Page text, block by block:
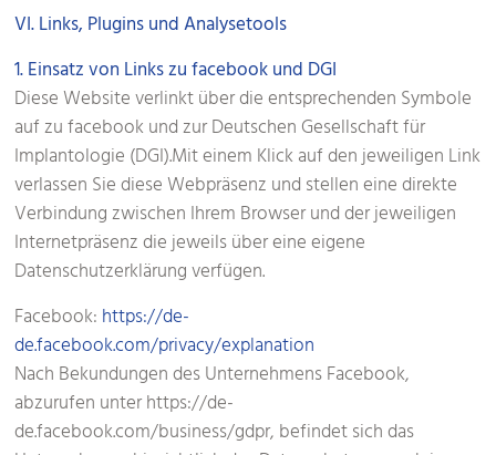
VI. Links, Plugins und Analysetools
1. Einsatz von Links zu facebook und DGI
Diese Website verlinkt über die entsprechenden Symbole
auf zu facebook und zur Deutschen Gesellschaft für
Implantologie (DGI).Mit einem Klick auf den jeweiligen Link
verlassen Sie diese Webpräsenz und stellen eine direkte
Verbindung zwischen Ihrem Browser und der jeweiligen
Internetpräsenz die jeweils über eine eigene
Datenschutzerklärung verfügen.
Facebook:https://de-
de.facebook.com/privacy/explanation
Nach Bekundungen des Unternehmens Facebook,
abzurufen unter https://de-
de.facebook.com/business/gdpr, befindet sich das